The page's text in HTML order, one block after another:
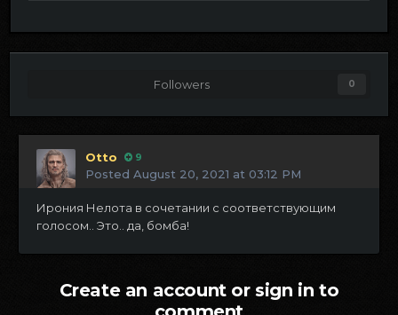
Followers 0
Otto 9
Posted August 20, 2021 at 03:12 PM
Ирония Нелота в сочетании с соответствующим
голосом.. Это.. да, бомба!
Create an account or sign in to